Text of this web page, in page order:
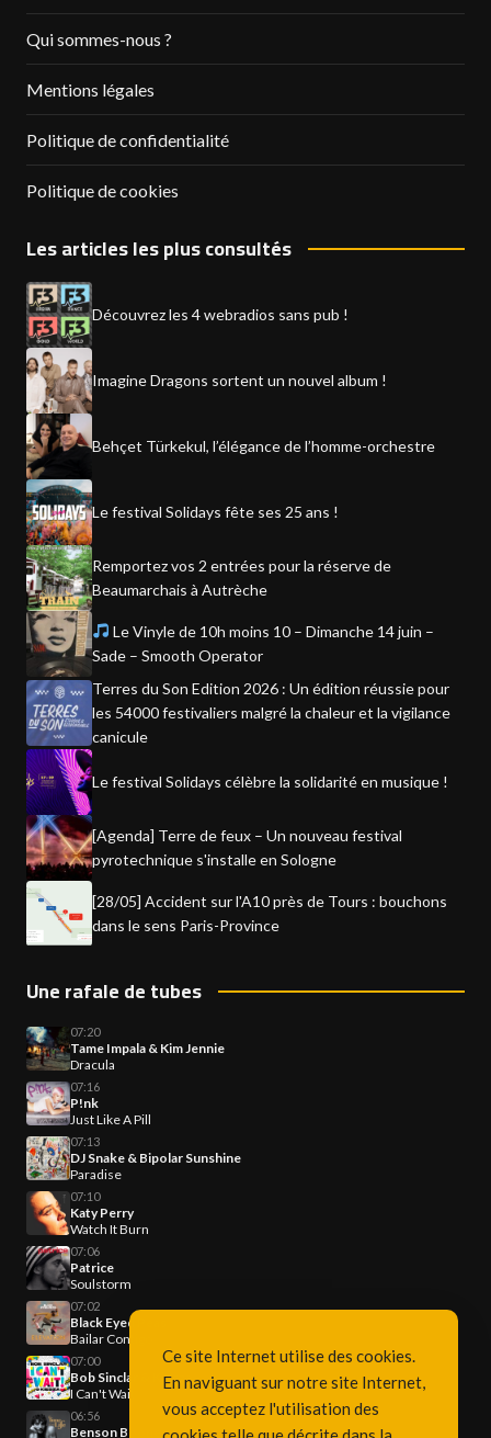
Qui sommes-nous ?
Mentions légales
Politique de confidentialité
Politique de cookies
Les articles les plus consultés
Découvrez les 4 webradios sans pub !
Imagine Dragons sortent un nouvel album !
Behçet Türkekul, l’élégance de l’homme-orchestre
Le festival Solidays fête ses 25 ans !
Remportez vos 2 entrées pour la réserve de
Beaumarchais à Autrèche
Le Vinyle de 10h moins 10 – Dimanche 14 juin –
Sade – Smooth Operator
Terres du Son Edition 2026 : Un édition réussie pour
les 54000 festivaliers malgré la chaleur et la vigilance
canicule
Le festival Solidays célèbre la solidarité en musique !
[Agenda] Terre de feux – Un nouveau festival
pyrotechnique s'installe en Sologne
[28/05] Accident sur l'A10 près de Tours : bouchons
dans le sens Paris-Province
Une rafale de tubes
07:20
Tame Impala & Kim Jennie
Dracula
07:16
P!nk
Just Like A Pill
07:13
DJ Snake & Bipolar Sunshine
Paradise
07:10
Katy Perry
Watch It Burn
07:06
Patrice
Soulstorm
07:02
Black Eyed Peas
Bailar Contigo
07:00
Bob Sinclar & Kiesza
I Can't Wait
06:56
Benson Boone
Ce site Internet utilise des cookies.
En naviguant sur notre site Internet,
vous acceptez l'utilisation des